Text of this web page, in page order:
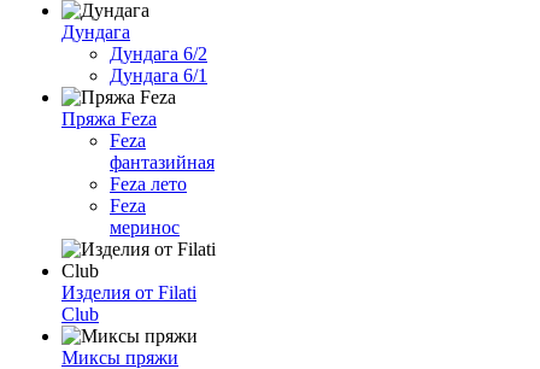
Дундага
Дундага 6/2
Дундага 6/1
Пряжа Feza
Feza
фантазийная
Feza лето
Feza
меринос
Изделия от Filati
Club
Миксы пряжи